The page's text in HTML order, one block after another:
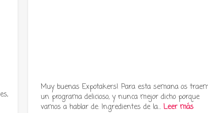
Muy buenas Expotakers! Para esta semana os
un programa delicioso, y nunca mejor dicho porque
vamos a hablar de: Ingredientes de la…Leer más